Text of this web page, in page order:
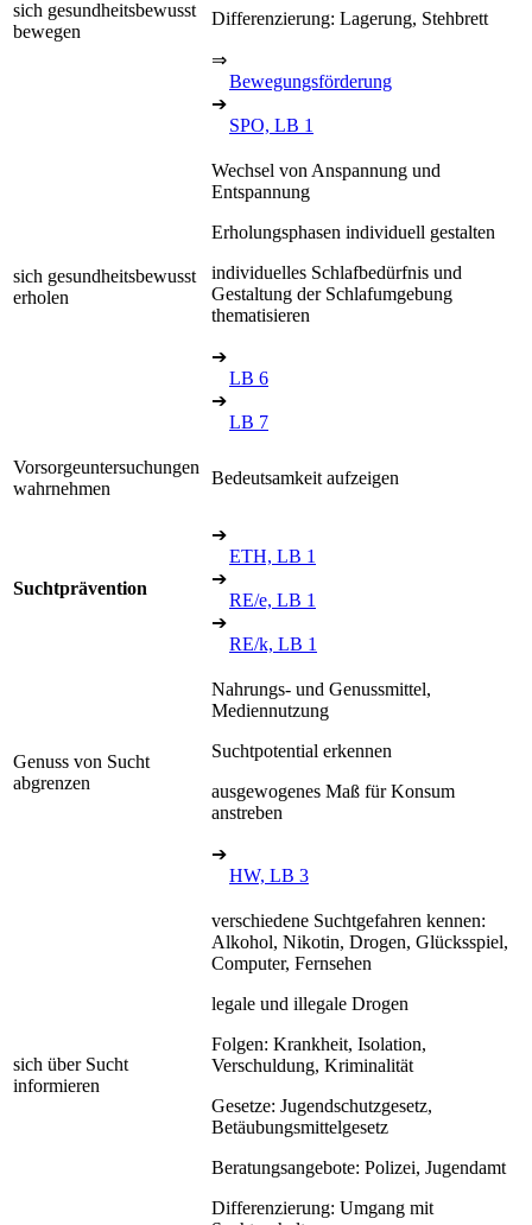
sich gesundheitsbewusst
bewegen
Differenzierung: Lagerung, Stehbrett
⇒
Bewegungsförderung
➔
SPO, LB 1
sich gesundheitsbewusst
erholen
Wechsel von Anspannung und
Entspannung
Erholungsphasen individuell gestalten
individuelles Schlafbedürfnis und
Gestaltung der Schlafumgebung
thematisieren
➔
LB 6
➔
LB 7
Vorsorgeuntersuchungen
wahrnehmen
Bedeutsamkeit aufzeigen
Suchtprävention
➔
ETH, LB 1
➔
RE/e, LB 1
➔
RE/k, LB 1
Genuss von Sucht
abgrenzen
Nahrungs- und Genussmittel,
Mediennutzung
Suchtpotential erkennen
ausgewogenes Maß für Konsum
anstreben
➔
HW, LB 3
sich über Sucht
informieren
verschiedene Suchtgefahren kennen:
Alkohol, Nikotin, Drogen, Glücksspiel,
Computer, Fernsehen
legale und illegale Drogen
Folgen: Krankheit, Isolation,
Verschuldung, Kriminalität
Gesetze: Jugendschutzgesetz,
Betäubungsmittelgesetz
Beratungsangebote: Polizei, Jugendamt
Differenzierung: Umgang mit